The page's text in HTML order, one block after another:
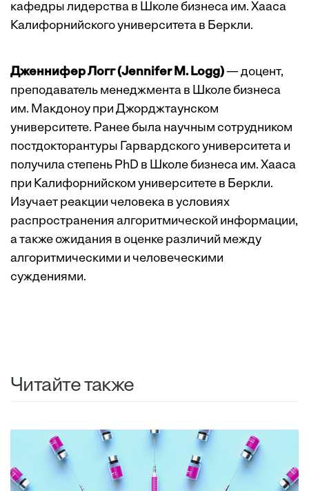
кафедры лидерства в Школе бизнеса им. Хааса
Калифорнийского университета в Беркли.
Дженнифер Логг (Jennifer M. Logg)— доцент,
преподаватель менеджмента в Школе бизнеса
им. Макдоноу при Джорджтаунском
университете. Ранее была научным сотрудником
постдокторантуры Гарвардского университета и
получила степень PhD в Школе бизнеса им. Хааса
при Калифорнийском университете в Беркли.
Изучает реакции человека в условиях
распространения алгоритмической информации,
а также ожидания в оценке различий между
алгоритмическими и человеческими
суждениями.
Читайте также